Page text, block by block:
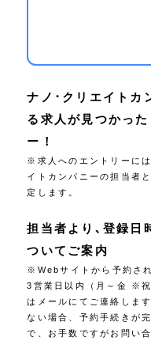
ナノ･クリエイトカ
る求人が見つかっ
ー！
※求人へのエントリーに
イトカンパニーの担当者
定します。
担当者より､登録日
ついてご案内
※Webサイトから予約さ
3営業日以内（月～金 ※
はメールにてご連絡しま
ない場合、予約手続きが
で、お手数ですがお問い